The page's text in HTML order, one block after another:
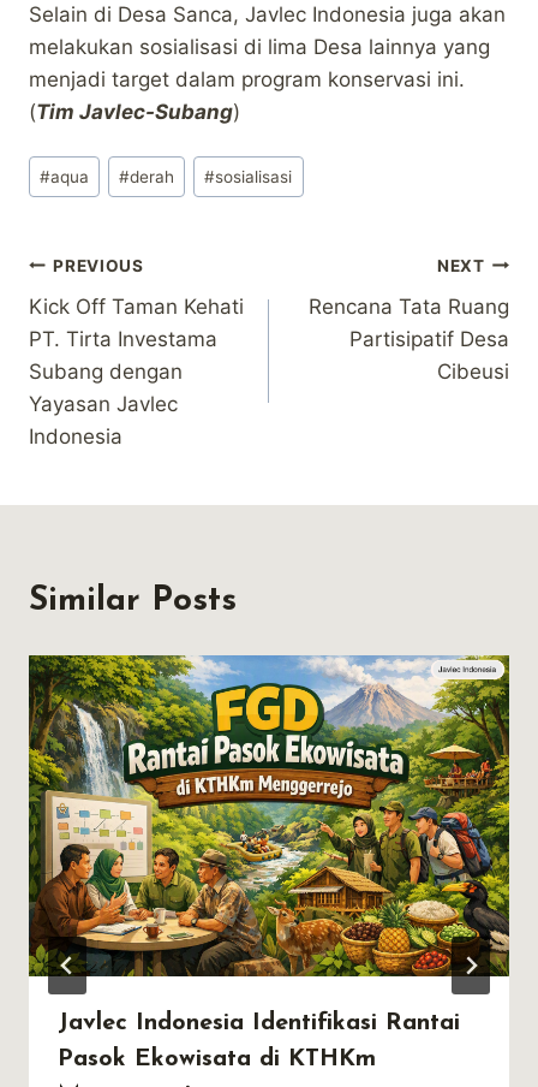
Selain di Desa Sanca, Javlec Indonesia juga akan
melakukan sosialisasi di lima Desa lainnya yang
menjadi target dalam program konservasi ini.
(Tim Javlec-Subang)
Post
Tags:
#aqua #derah #sosialisasi
Post
navigation
PREVIOUS
Kick Off Taman Kehati
PT. Tirta Investama
Subang dengan
Yayasan Javlec
Indonesia
NEXT
Rencana Tata Ruang
Partisipatif Desa
Cibeusi
Similar Posts
Javlec Indonesia Identifikasi Rantai
Pasok Ekowisata di KTHKm